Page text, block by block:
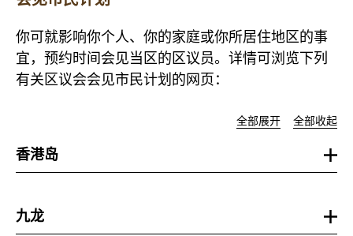
你可就影响你个人、你的家庭或你所居住地区的事
宜，预约时间会见当区的区议员。详情可浏览下列
有关区议会会见市民计划的网页：
全部展开 全部收起
香港岛
九龙